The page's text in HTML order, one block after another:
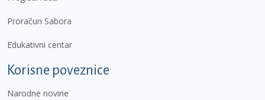
Proračun Sabora
Edukativni centar
Korisne poveznice
Narodne novine